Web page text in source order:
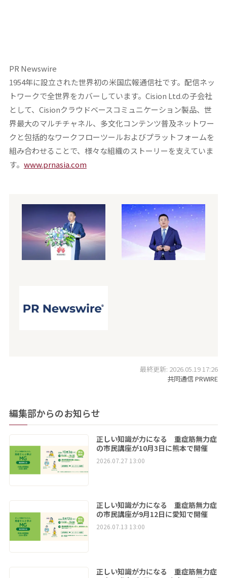
PR Newswire
1954年に設立された世界初の米国広報通信社です。配信ネッ
トワークで全世界をカバーしています。Cision Ltd.の子会社
として、Cisionクラウドベースコミュニケーション製品、世
界最大のマルチチャネル、多文化コンテンツ普及ネットワー
クと包括的なワークフローツールおよびプラットフォームを
組み合わせることで、様々な組織のストーリーを支えていま
す。 www.prnasia.com
最終更新: 2026.05.19 17:26
共同通信 PRWIRE
編集部からのお知らせ
正しい知識が力になる 重症筋無力症
の市民講座が10月3日に熊本で開催
2026.07.27 13:00
正しい知識が力になる 重症筋無力症
の市民講座が9月12日に愛知で開催
2026.07.13 13:00
正しい知識が力になる 重症筋無力症